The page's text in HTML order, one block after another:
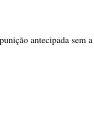
antecipada sem a